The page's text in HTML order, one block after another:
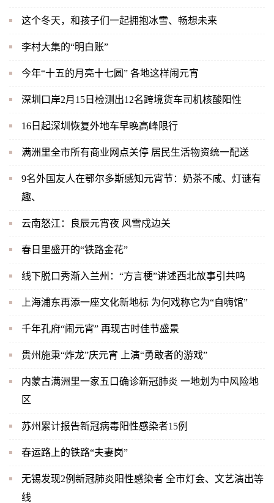
这个冬天，和孩子们一起拥抱冰雪、畅想未来
李村大集的“明白账”
今年“十五的月亮十七圆” 各地这样闹元宵
深圳口岸2月15日检测出12名跨境货车司机核酸阳性
16日起深圳恢复外地车早晚高峰限行
满洲里全市所有商业网点关停 居民生活物资统一配送
9名外国友人在鄂尔多斯感知元宵节：奶茶不咸、灯谜有
趣、
云南怒江：良辰元宵夜 风雪戍边关
春日里盛开的“铁路金花”
线下脱口秀渐入兰州：“方言梗”讲述西北故事引共鸣
上海浦东再添一座文化新地标 为何戏称它为“自嗨馆”
千年孔府“闹元宵” 再现古时佳节盛景
贵州施秉“炸龙”庆元宵 上演“勇敢者的游戏”
内蒙古满洲里一家五口确诊新冠肺炎 一地划为中风险地
区
苏州累计报告新冠病毒阳性感染者15例
春运路上的铁路“夫妻岗”
无锡发现2例新冠肺炎阳性感染者 全市灯会、文艺演出等
线